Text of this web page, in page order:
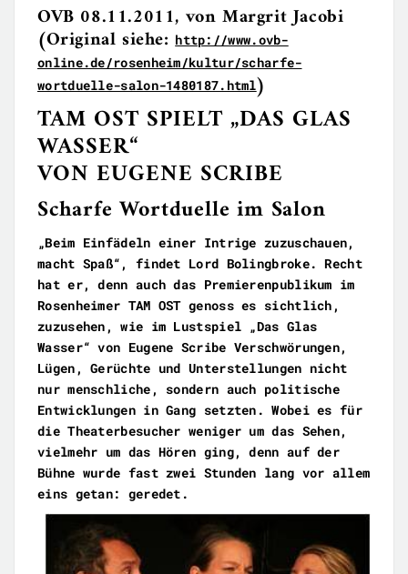
OVB 08.11.2011, von Margrit Jacobi
(Original siehe:http://www.ovb-
online.de/rosenheim/kultur/scharfe-
wortduelle-salon-1480187.html)
TAM OST SPIELT „DAS GLAS
WASSER“
VON EUGENE SCRIBE
Scharfe Wortduelle im Salon
„Beim Einfädeln einer Intrige zuzuschauen,
macht Spaß“, findet Lord Bolingbroke. Recht
hat er, denn auch das Premierenpublikum im
Rosenheimer TAM OST genoss es sichtlich,
zuzusehen, wie im Lustspiel „Das Glas
Wasser“ von Eugene Scribe Verschwörungen,
Lügen, Gerüchte und Unterstellungen nicht
nur menschliche, sondern auch politische
Entwicklungen in Gang setzten. Wobei es für
die Theaterbesucher weniger um das Sehen,
vielmehr um das Hören ging, denn auf der
Bühne wurde fast zwei Stunden lang vor allem
eins getan: geredet.